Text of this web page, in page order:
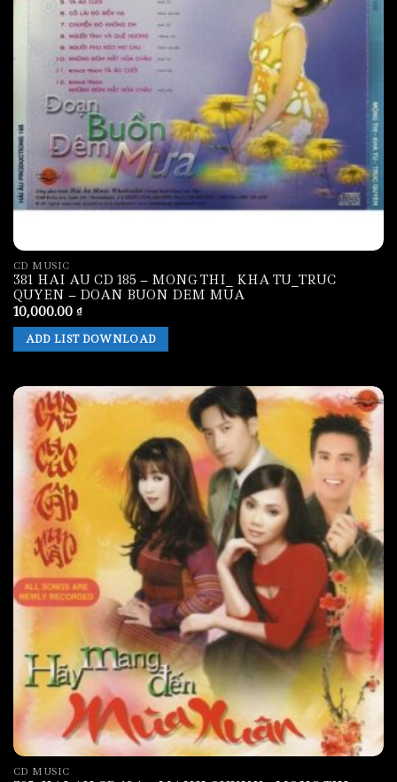
CD MUSIC
381 HAI AU CD 185 – MONG THI_ KHA TU_TRUC
QUYEN – DOAN BUON DEM MUA
10,000.00 ₫
ADD LIST DOWNLOAD
CD MUSIC